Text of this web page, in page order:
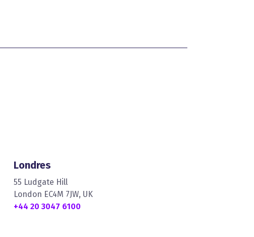
Londres
55 Ludgate Hill
London EC4M 7JW, UK
+44 20 3047 6100